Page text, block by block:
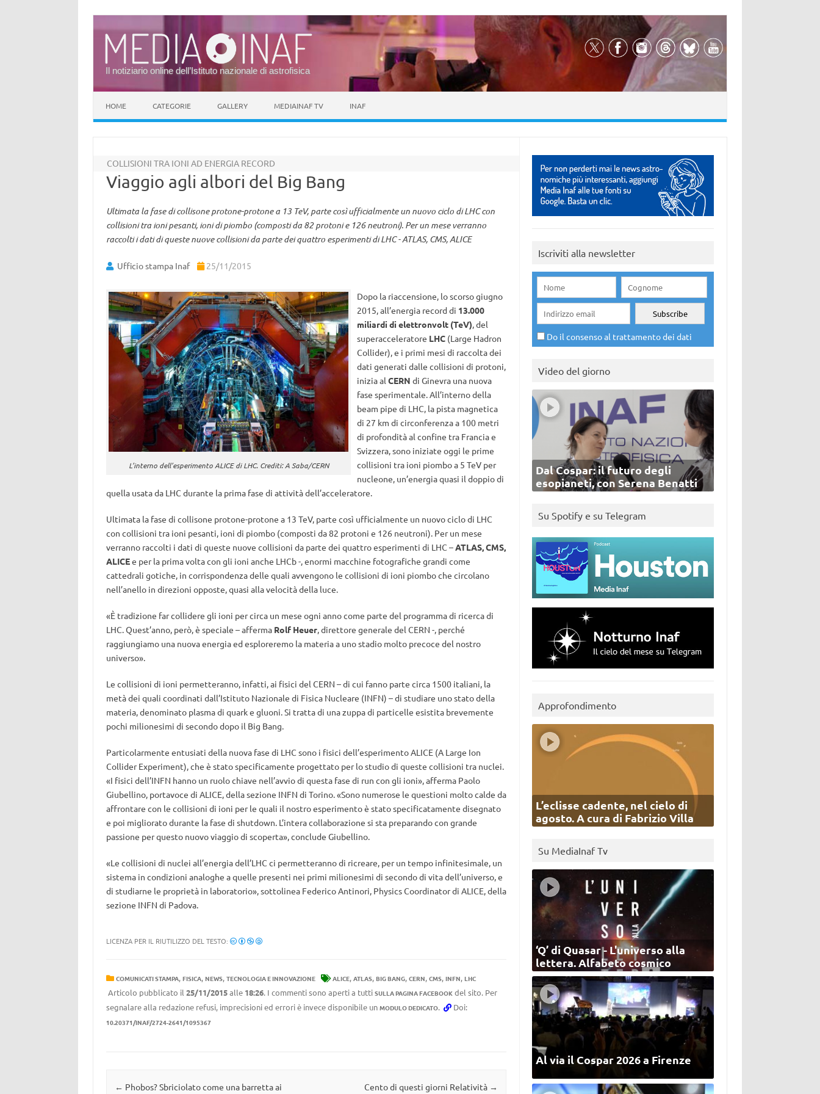
Il notiziario online dell’Istituto nazionale di astrofisica
HOME CATEGORIE GALLERY MEDIAINAF TV INAF
COLLISIONI TRA IONI AD ENERGIA RECORD
Viaggio agli albori del Big Bang
Ultimata la fase di collisone protone-protone a 13 TeV, parte così ufficialmente un nuovo ciclo di LHC con
collisioni tra ioni pesanti, ioni di piombo (composti da 82 protoni e 126 neutroni). Per un mese verranno
raccolti i dati di queste nuove collisioni da parte dei quattro esperimenti di LHC - ATLAS, CMS, ALICE
Ufficio stampa Inaf 25/11/2015
L’interno dell’esperimento ALICE di LHC. Crediti: A Saba/CERN
Dopo la riaccensione, lo scorso giugno
2015, all’energia record di 13.000
miliardi di elettronvolt (TeV), del
superacceleratore LHC (Large Hadron
Collider), e i primi mesi di raccolta dei
dati generati dalle collisioni di protoni,
inizia alCERN di Ginevra una nuova
fase sperimentale. All’interno della
beam pipe di LHC, la pista magnetica
di 27 km di circonferenza a 100 metri
di profondità al confine tra Francia e
Svizzera, sono iniziate oggi le prime
collisioni tra ioni piombo a 5 TeV per
nucleone, un’energia quasi il doppio di
quella usata da LHC durante la prima fase di attività dell’acceleratore.
Ultimata la fase di collisone protone-protone a 13 TeV, parte così ufficialmente un nuovo ciclo di LHC
con collisioni tra ioni pesanti, ioni di piombo (composti da 82 protoni e 126 neutroni). Per un mese
verranno raccolti i dati di queste nuove collisioni da parte dei quattro esperimenti di LHC –ATLAS, CMS,
ALICEe per la prima volta con gli ioni anche LHCb -, enormi macchine fotografiche grandi come
cattedrali gotiche, in corrispondenza delle quali avvengono le collisioni di ioni piombo che circolano
nell’anello in direzioni opposte, quasi alla velocità della luce.
«È tradizione far collidere gli ioni per circa un mese ogni anno come parte del programma di ricerca di
LHC. Quest’anno, però, è speciale – afferma Rolf Heuer, direttore generale del CERN -, perché
raggiungiamo una nuova energia ed esploreremo la materia a uno stadio molto precoce del nostro
universo».
Le collisioni di ioni permetteranno, infatti, ai fisici del CERN – di cui fanno parte circa 1500 italiani, la
metà dei quali coordinati dall’Istituto Nazionale di Fisica Nucleare (INFN) – di studiare uno stato della
materia, denominato plasma di quark e gluoni. Si tratta di una zuppa di particelle esistita brevemente
pochi milionesimi di secondo dopo il Big Bang.
Particolarmente entusiati della nuova fase di LHC sono i fisici dell’esperimento ALICE (A Large Ion
Collider Experiment), che è stato specificamente progettato per lo studio di queste collisioni tra nuclei.
«I fisici dell’INFN hanno un ruolo chiave nell’avvio di questa fase di run con gli ioni», afferma Paolo
Giubellino, portavoce di ALICE, della sezione INFN di Torino. «Sono numerose le questioni molto calde da
affrontare con le collisioni di ioni per le quali il nostro esperimento è stato specificatamente disegnato
e poi migliorato durante la fase di shutdown. L’intera collaborazione si sta preparando con grande
passione per questo nuovo viaggio di scoperta», conclude Giubellino.
«Le collisioni di nuclei all’energia dell’LHC ci permetteranno di ricreare, per un tempo infinitesimale, un
sistema in condizioni analoghe a quelle presenti nei primi milionesimi di secondo di vita dell’universo, e
di studiarne le proprietà in laboratorio», sottolinea Federico Antinori, Physics Coordinator di ALICE, della
sezione INFN di Padova.
LICENZA PER IL RIUTILIZZO DEL TESTO:
COMUNICATI STAMPA, FISICA, NEWS, TECNOLOGIA E INNOVAZIONE ALICE, ATLAS, BIG BANG, CERN, CMS, INFN, LHC
Articolo pubblicato il 25/11/2015alle 18:26. I commenti sono aperti a tutti SULLA PAGINA FACEBOOKdel sito. Per
segnalare alla redazione refusi, imprecisioni ed errori è invece disponibile un MODULO DEDICATO. Doi:
10.20371/INAF/2724-2641/1095367
Navigazione articolo
← Phobos? Sbriciolato come una barretta ai
Cento di questi giorni Relatività →
Iscriviti alla newsletter
Do il consenso al trattamento dei dati
Video del giorno
Dal Cospar: il futuro degli
esopianeti, con Serena Benatti
Su Spotify e su Telegram
Approfondimento
L’eclisse cadente, nel cielo di
agosto. A cura di Fabrizio Villa
Su MediaInaf Tv
‘Q’ di Quasar - L'universo alla
lettera. Alfabeto cosmico
Al via il Cospar 2026 a Firenze